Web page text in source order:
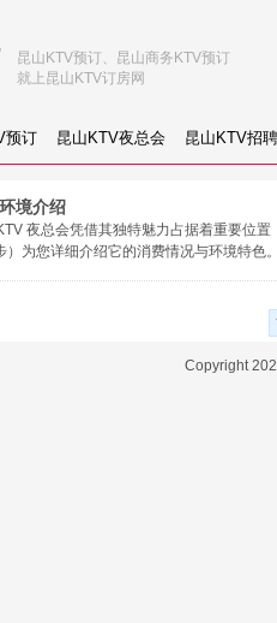
预订 昆山KTV夜总会 昆山KTV招聘
昆山KTV预订、昆山商务KTV预订
就上昆山KTV订房网
境介绍
夜总会凭借其独特魅力占据着重要位
为您详细介绍它的消费情况与环境特色
Copyright